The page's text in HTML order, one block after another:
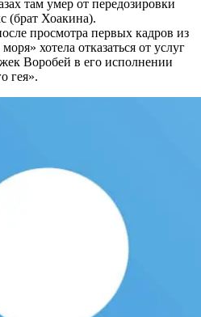
там умер от передозировки
(брат Хоакина).
просмотра первых кадров из
хотела отказаться от услуг
Воробей в его исполнении
гея».